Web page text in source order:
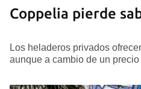
Coppelia pierde
Los heladeros privados
aunque a cambio de un